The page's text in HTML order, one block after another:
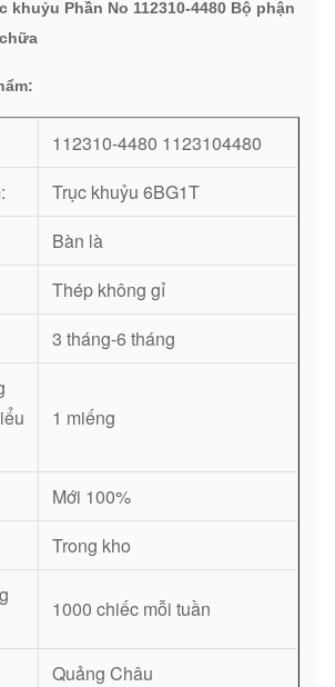
khuỷu Phần No 112310-4480 Bộ phận
112310-4480 1123104480
Trục khuỷu 6BG1T
Bàn là
Thép không gỉ
3 tháng-6 tháng
1 miếng
Mới 100%
Trong kho
1000 chiếc mỗi tuần
Quảng Châu